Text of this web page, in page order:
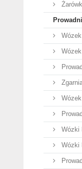
Wózki
Wózki